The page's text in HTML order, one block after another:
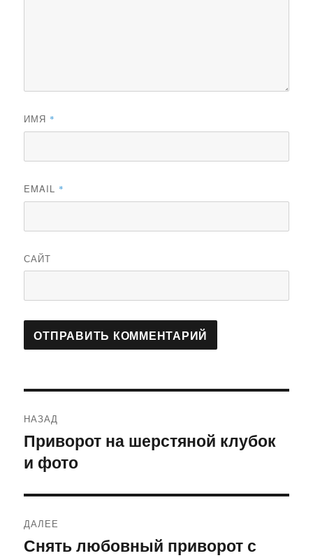
ИМЯ *
EMAIL *
САЙТ
по
записям
НАЗАД
Предыдущая
запись:
Приворот на шерстяной клубок
и фото
ДАЛЕЕ
Следующая
Снять любовный приворот с